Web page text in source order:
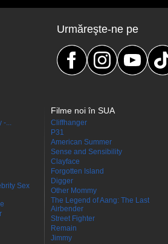
Urmăreşte-ne pe
-...
Sex
Filme noi în SUA
Cliffhanger
P31
American Summer
Sense and Sensibility
Clayface
Forgotten Island
Digger
Other Mommy
The Legend of Aang: The Last
Airbender
Street Fighter
Remain
Jimmy